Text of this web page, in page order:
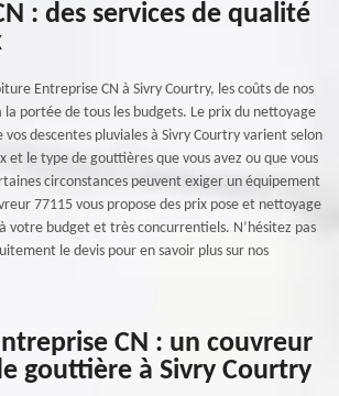
: des services de qualité
Entreprise CN à Sivry Courtry, les coûts de nos
la portée de tous les budgets. Le prix du nettoyage
descentes pluviales à Sivry Courtry varient selon
et le type de gouttières que vous avez ou que vous
circonstances peuvent exiger un équipement
77115 vous propose des prix pose et nettoyage
votre budget et très concurrentiels. N’hésitez pas
le devis pour en savoir plus sur nos
CN : un couvreur
gouttière à Sivry Courtry